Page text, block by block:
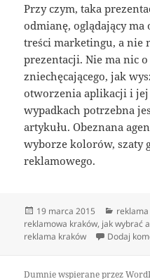
Przy czym, taka
odmianę, oglądający
treści marketingu, a nie
prezentacji. Nie ma nic
zniechęcającego, jak
otworzenia aplikacji i jej
wypadkach potrzebna
artykułu. Obeznana
wyborze kolorów, szaty
reklamowego.
Data
publikacji
19 marca 2015 Kategorie
reklama
reklamowa kraków, jak wybrać
reklama kraków
Dodaj
Dumnie wspierane przez